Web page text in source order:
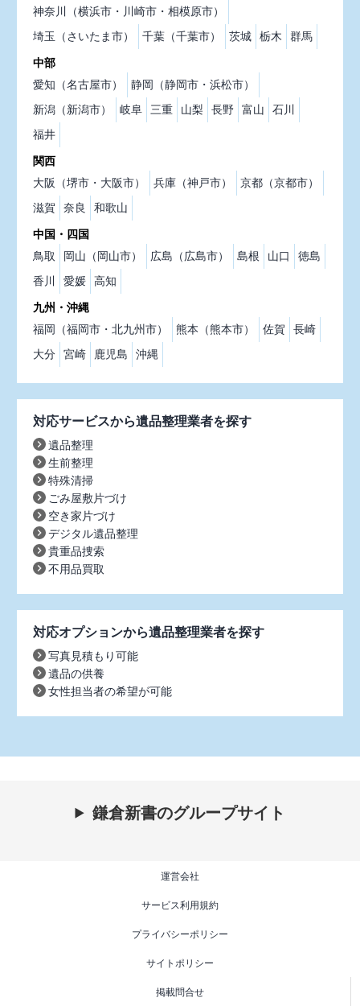
神奈川（横浜市・川崎市・相模原市）
埼玉（さいたま市）
千葉（千葉市） 茨城 栃木 群馬
中部
愛知（名古屋市）
静岡（静岡市・浜松市）
新潟（新潟市）
岐阜 三重 山梨 長野 富山
石川
福井
関西
大阪（堺市・大阪市）
兵庫（神戸市）
京都（京都市）
滋賀
奈良 和歌山
中国・四国
鳥取
岡山（岡山市） 広島（広島市） 島根 山口
徳島
香川
愛媛 高知
九州・沖縄
福岡（福岡市・北九州市）
熊本（熊本市） 佐賀
長崎
大分
宮崎 鹿児島 沖縄
対応サービスから遺品整理業者を探す
遺品整理
生前整理
特殊清掃
ごみ屋敷片づけ
空き家片づけ
デジタル遺品整理
貴重品捜索
不用品買取
対応オプションから遺品整理業者を探す
写真見積もり可能
遺品の供養
女性担当者の希望が可能
鎌倉新書のグループサイト
運営会社
サービス利用規約
プライバシーポリシー
サイトポリシー
掲載問合せ